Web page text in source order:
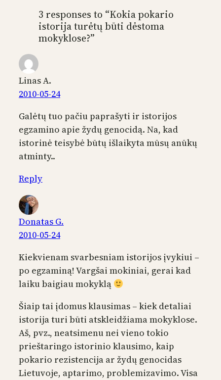
3 responses to “Kokia pokario
istorija turėtų būti dėstoma
mokyklose?”
Linas A.
2010-05-24
Galėtų tuo pačiu paprašyti ir istorijos
egzamino apie žydų genocidą. Na, kad
istorinė teisybė būtų išlaikyta mūsų anūkų
atminty..
Reply
Donatas G.
2010-05-24
Kiekvienam svarbesniam istorijos įvykiui –
po egzaminą! Vargšai mokiniai, gerai kad
laiku baigiau mokyklą
Šiaip tai įdomus klausimas – kiek detaliai
istorija turi būti atskleidžiama mokyklose.
Aš, pvz., neatsimenu nei vieno tokio
prieštaringo istorinio klausimo, kaip
pokario rezistencija ar žydų genocidas
Lietuvoje, aptarimo, problemizavimo. Visa